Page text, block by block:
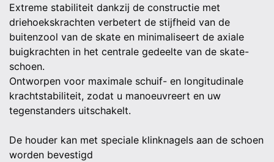
Extreme stabiliteit dankzij de constructie met
driehoekskrachten verbetert de stijfheid van de
buitenzool van de skate en minimaliseert de axiale
buigkrachten in het centrale gedeelte van de skate-
schoen.
Ontworpen voor maximale schuif- en longitudinale
krachtstabiliteit, zodat u manoeuvreert en uw
tegenstanders uitschakelt.
De houder kan met speciale klinknagels aan de schoen
worden bevestigd